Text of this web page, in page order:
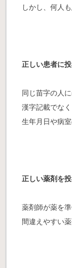
しかし、何人
正しい患者に
同じ苗字の人
漢字記載でなく
生年月日や病
正しい薬剤を
薬剤師が薬を
間違えやすい